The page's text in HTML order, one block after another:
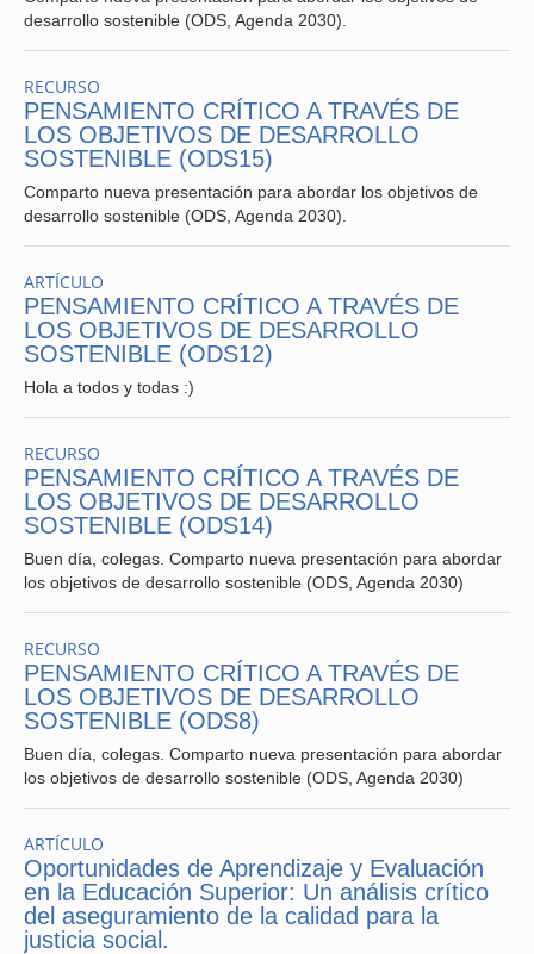
desarrollo sostenible (ODS, Agenda 2030).
RECURSO
PENSAMIENTO CRÍTICO A TRAVÉS DE
LOS OBJETIVOS DE DESARROLLO
SOSTENIBLE (ODS15)
Comparto nueva presentación para abordar los objetivos de
desarrollo sostenible (ODS, Agenda 2030).
ARTÍCULO
PENSAMIENTO CRÍTICO A TRAVÉS DE
LOS OBJETIVOS DE DESARROLLO
SOSTENIBLE (ODS12)
Hola a todos y todas :)
RECURSO
PENSAMIENTO CRÍTICO A TRAVÉS DE
LOS OBJETIVOS DE DESARROLLO
SOSTENIBLE (ODS14)
Buen día, colegas. Comparto nueva presentación para abordar
los objetivos de desarrollo sostenible (ODS, Agenda 2030)
RECURSO
PENSAMIENTO CRÍTICO A TRAVÉS DE
LOS OBJETIVOS DE DESARROLLO
SOSTENIBLE (ODS8)
Buen día, colegas. Comparto nueva presentación para abordar
los objetivos de desarrollo sostenible (ODS, Agenda 2030)
ARTÍCULO
Oportunidades de Aprendizaje y Evaluación
en la Educación Superior: Un análisis crítico
del aseguramiento de la calidad para la
justicia social.